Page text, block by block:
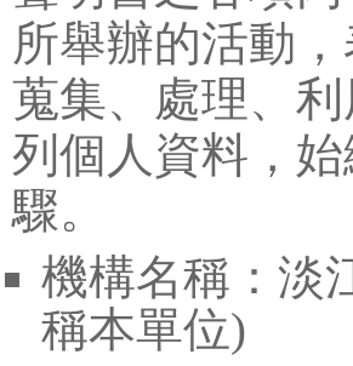
所舉辦的活動
蒐集、處理、
列個人資料，
驟。
機構名稱：淡
稱本單位)